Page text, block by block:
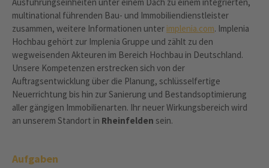
multinational führenden Bau- und Immobiliendienstleister
zusammen, weitere Informationen unter implenia.com. Implenia
Hochbau gehört zur Implenia Gruppe und zählt zu den
wegweisenden Akteuren im Bereich Hochbau in Deutschland.
Unsere Kompetenzen erstrecken sich von der
Auftragsentwicklung über die Planung, schlüsselfertige
Neuerrichtung bis hin zur Sanierung und Bestandsoptimierung
aller gängigen Immobilienarten. Ihr neuer Wirkungsbereich wird
an unserem Standort in Rheinfelden sein.
Aufgaben